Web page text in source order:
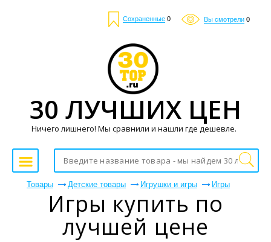
Сохраненные 0 Вы смотрели 0
Товары Детские товары Игрушки и игры Игры
Игры купить по
лучшей цене
30 ЛУЧШИХ ЦЕН
Ничего лишнего! Мы сравнили и нашли где дешевле.